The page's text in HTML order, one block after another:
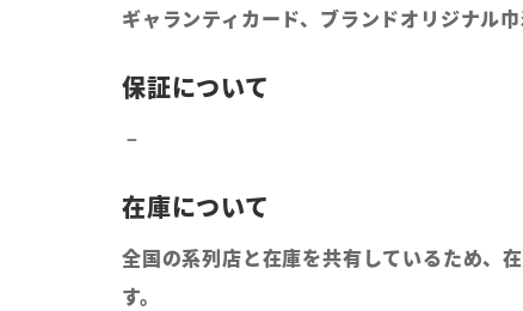
ギャランティカード、ブランドオリジナル
全国の系列店と在庫を共有しているため、
す。